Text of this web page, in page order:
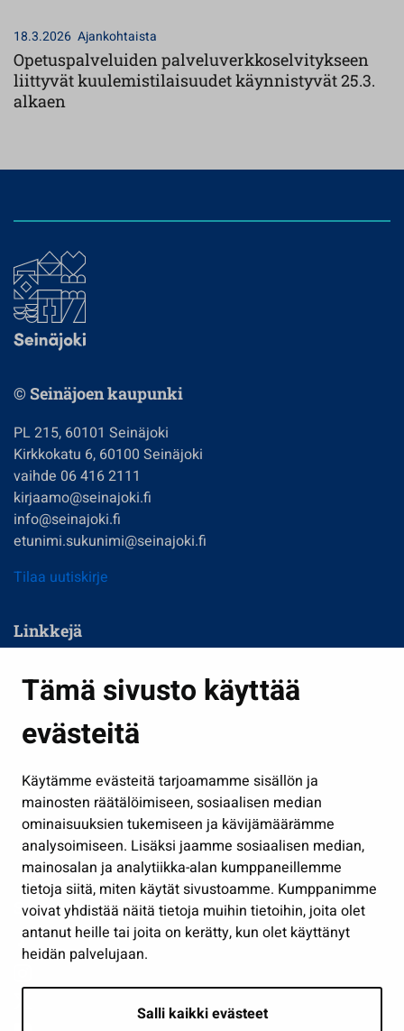
Tämä sivusto käyttää
evästeitä
Käytämme evästeitä tarjoamamme sisällön ja
mainosten räätälöimiseen, sosiaalisen median
ominaisuuksien tukemiseen ja kävijämäärämme
analysoimiseen. Lisäksi jaamme sosiaalisen median,
mainosalan ja analytiikka-alan kumppaneillemme
tietoja siitä, miten käytät sivustoamme. Kumppanimme
voivat yhdistää näitä tietoja muihin tietoihin, joita olet
antanut heille tai joita on kerätty, kun olet käyttänyt
heidän palvelujaan.
Salli kaikki evästeet
18.3.2026 Ajankohtaista
Opetuspalveluiden palveluverkkoselvitykseen
liittyvät kuulemistilaisuudet käynnistyvät 25.3.
alkaen
© Seinäjoen kaupunki
PL 215, 60101 Seinäjoki
Kirkkokatu 6, 60100 Seinäjoki
vaihde 06 416 2111
kirjaamo@seinajoki.fi
info@seinajoki.fi
etunimi.sukunimi@seinajoki.fi
Tilaa uutiskirje
Linkkejä
Kasvatus ja opetus
Kulttuuri ja liikunta
Työ ja yrittäminen
Osallistu ja asioi
Näytä omat evästeasetukseni
Seuraa meitä